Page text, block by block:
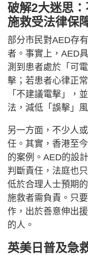
破解2大迷思
施救受法律保
部分市民對AED存
者。事實上，AED
測到患者處於「可
擊；若患者心律正
「不建議電擊」，
法，減低「誤擊」風
另一方面，不少人
任。其實，香港至
的案例。AED的設
判斷責任，法庭也
低於合理人士預期
施救者需負責。只
作，出於善意伸出
的人。
英美日 普及急